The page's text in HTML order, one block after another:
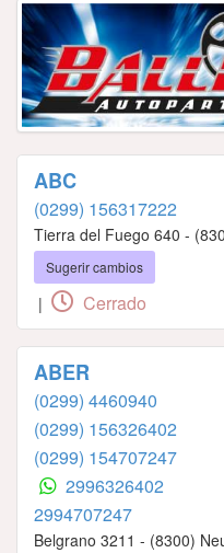
ABC
(0299) 156317222
Tierra del Fuego 640 -
Sugerir cambios
| Cerrado
ABER
(0299) 4460940
(0299) 156326402
(0299) 154707247
2996326402
2994707247
Belgrano 3211 - (8300)